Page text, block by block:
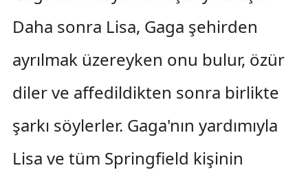
Daha sonra Lisa, Gaga şehirden
ayrılmak üzereyken onu bulur, özür
diler ve affedildikten sonra birlikte
şarkı söylerler. Gaga'nın yardımıyla
Lisa ve tüm Springfield kişinin